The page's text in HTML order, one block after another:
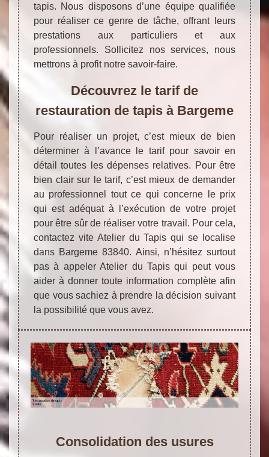
tapis. Nous disposons d’une équipe qualifiée
pour réaliser ce genre de tâche, offrant leurs
prestations aux particuliers et aux
professionnels. Sollicitez nos services, nous
mettrons à profit notre savoir-faire.
Découvrez le tarif de
restauration de tapis à Bargeme
Pour réaliser un projet, c’est mieux de bien
déterminer à l’avance le tarif pour savoir en
détail toutes les dépenses relatives. Pour être
bien clair sur le tarif, c’est mieux de demander
au professionnel tout ce qui concerne le prix
qui est adéquat à l’exécution de votre projet
pour être sûr de réaliser votre travail. Pour cela,
contactez vite Atelier du Tapis qui se localise
dans Bargeme 83840. Ainsi, n’hésitez surtout
pas à appeler Atelier du Tapis qui peut vous
aider à donner toute information complète afin
que vous sachiez à prendre la décision suivant
la possibilité que vous avez.
Consolidation des usures